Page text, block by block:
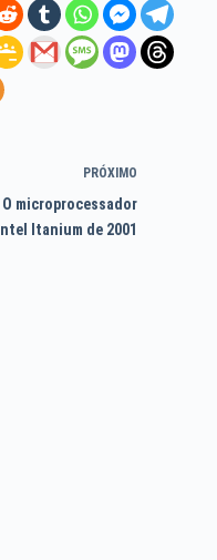
PRÓXIMO
O microprocessador
Intel Itanium de 2001